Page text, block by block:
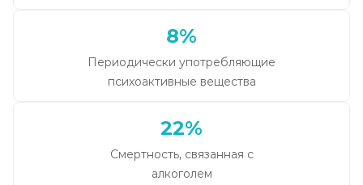
8%
Периодически употребляющие
психоактивные вещества
22%
Смертность, связанная с
алкоголем